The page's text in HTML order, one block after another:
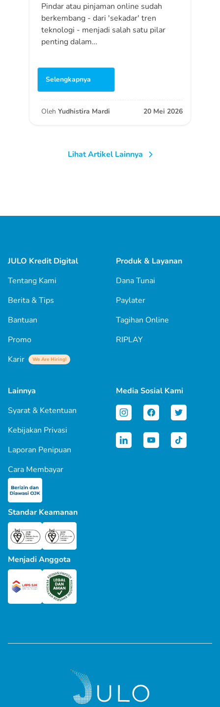
Pindar atau pinjaman online sudah
berkembang - dari 'sekadar' tren
teknologi - menjadi salah satu pilar
penting dalam…
Selengkapnya
Oleh Yudhistira Mardi 20 Mei 2026
Lihat Artikel Lainnya
JULO Kredit Digital
Tentang Kami
Berita & Tips
Bantuan
Promo
Karir
We Are Hiring!
Produk & Layanan
Dana Tunai
Paylater
Tagihan Online
RIPLAY
Lainnya
Syarat & Ketentuan
Kebijakan Privasi
Laporan Penipuan
Cara Membayar
Media Sosial Kami
Standar Keamanan
Menjadi Anggota